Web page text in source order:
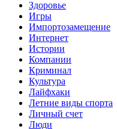
Здоровье
Игры
Импортозамещение
Интернет
Истории
Компании
Криминал
Культура
Лайфхаки
Летние виды спорта
Личный счет
Люди